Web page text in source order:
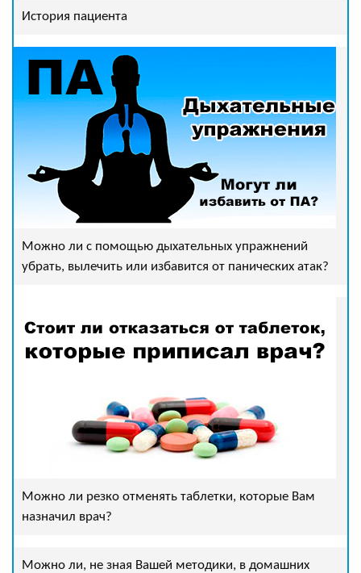
История пациента
Можно ли с помощью дыхательных упражнений
убрать, вылечить или избавится от панических атак?
Можно ли резко отменять таблетки, которые Вам
назначил врач?
Можно ли, не зная Вашей методики, в домашних